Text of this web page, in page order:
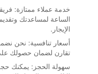
خدمة عملاء ممتازة:
الساعة لمساعدتك
الإيجار.
أسعار تنافسية: نحن
تقارن لضمان حصولك
سهولة الحجز: يمكنك